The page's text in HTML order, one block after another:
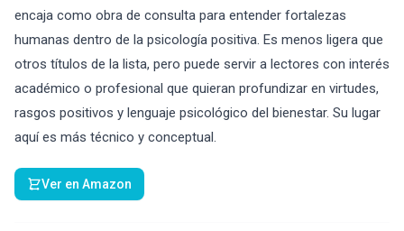
encaja como obra de consulta para entender fortalezas
humanas dentro de la psicología positiva. Es menos ligera que
otros títulos de la lista, pero puede servir a lectores con interés
académico o profesional que quieran profundizar en virtudes,
rasgos positivos y lenguaje psicológico del bienestar. Su lugar
aquí es más técnico y conceptual.
Ver en Amazon